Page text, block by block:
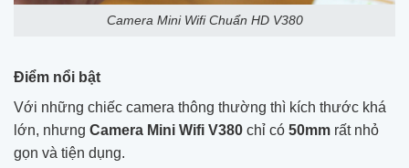
Camera Mini Wifi Chuẩn HD V380
Điểm nổi bật
Với những chiếc camera thông thường thì kích thước khá
lớn, nhưng Camera Mini Wifi V380 chỉ có 50mm rất nhỏ
gọn và tiện dụng.